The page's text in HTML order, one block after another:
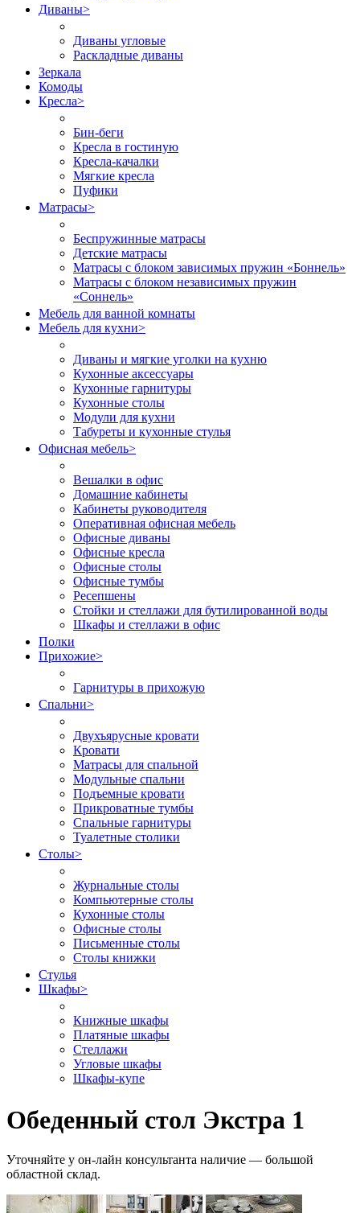
Диваны>
Диваны угловые
Раскладные диваны
Зеркала
Комоды
Кресла>
Бин-беги
Кресла в гостиную
Кресла-качалки
Мягкие кресла
Пуфики
Матрасы>
Беспружинные матрасы
Детские матрасы
Матрасы с блоком зависимых пружин «Боннель»
Матрасы с блоком независимых пружин
«Соннель»
Мебель для ванной комнаты
Мебель для кухни>
Диваны и мягкие уголки на кухню
Кухонные аксессуары
Кухонные гарнитуры
Кухонные столы
Модули для кухни
Табуреты и кухонные стулья
Офисная мебель>
Вешалки в офис
Домашние кабинеты
Кабинеты руководителя
Оперативная офисная мебель
Офисные диваны
Офисные кресла
Офисные столы
Офисные тумбы
Ресепшены
Стойки и стеллажи для бутилированной воды
Шкафы и стеллажи в офис
Полки
Прихожие>
Гарнитуры в прихожую
Спальни>
Двухъярусные кровати
Кровати
Матрасы для спальной
Модульные спальни
Подъемные кровати
Прикроватные тумбы
Спальные гарнитуры
Туалетные столики
Столы>
Журнальные столы
Компьютерные столы
Кухонные столы
Офисные столы
Письменные столы
Столы книжки
Стулья
Шкафы>
Книжные шкафы
Платяные шкафы
Стеллажи
Угловые шкафы
Шкафы-купе
Обеденный стол Экстра 1
Уточняйте у он-лайн консультанта наличие — большой
областной склад.